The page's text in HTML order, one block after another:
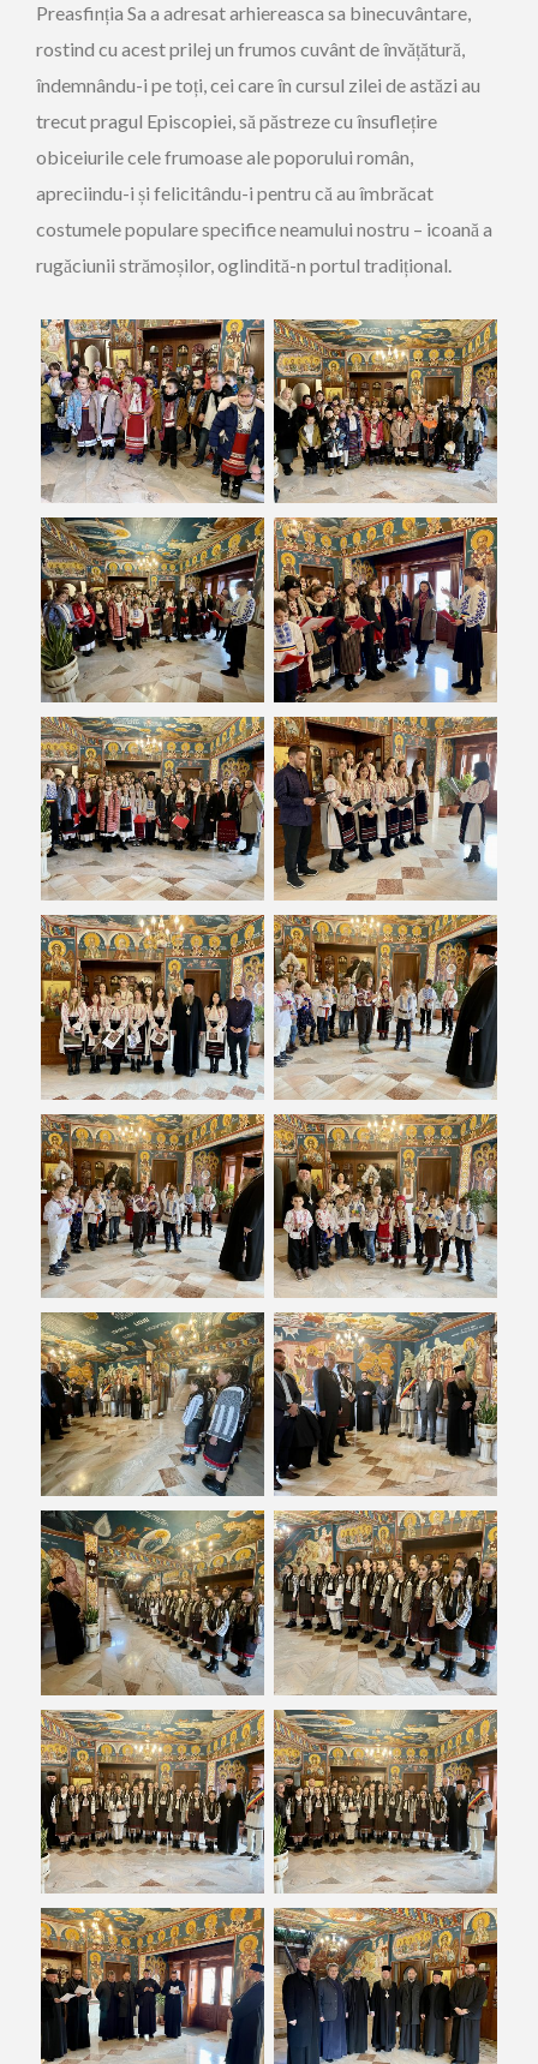
Preasfinția Sa a adresat arhiereasca sa binecuvântare,
rostind cu acest prilej un frumos cuvânt de învățătură,
îndemnându-i pe toți, cei care în cursul zilei de astăzi au
trecut pragul Episcopiei, să păstreze cu însuflețire
obiceiurile cele frumoase ale poporului român,
apreciindu-i și felicitându-i pentru că au îmbrăcat
costumele populare specifice neamului nostru – icoană a
rugăciunii strămoșilor, oglindită-n portul tradițional.